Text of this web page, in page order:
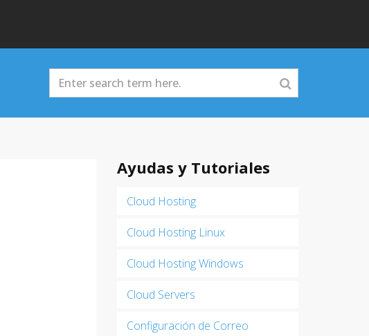
Ayudas y Tutoriales
Cloud Hosting
Cloud Hosting Linux
Cloud Hosting Windows
Cloud Servers
Configuración de Correo